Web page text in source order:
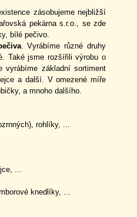
zásobujeme nejbližší
pekárna s.r.o., se zde
bílé pečivo.
. Vyrábíme různé druhy
Také jsme rozšířili výrobu o
vyrábíme základní sortiment
a další. V omezené míře
a mnoho dalšího.
rohlíky, ...
...
knedlíky, ...